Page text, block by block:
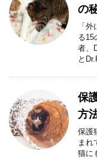
の
「
る15
者、
と
保
方
保護
まれ
猫に